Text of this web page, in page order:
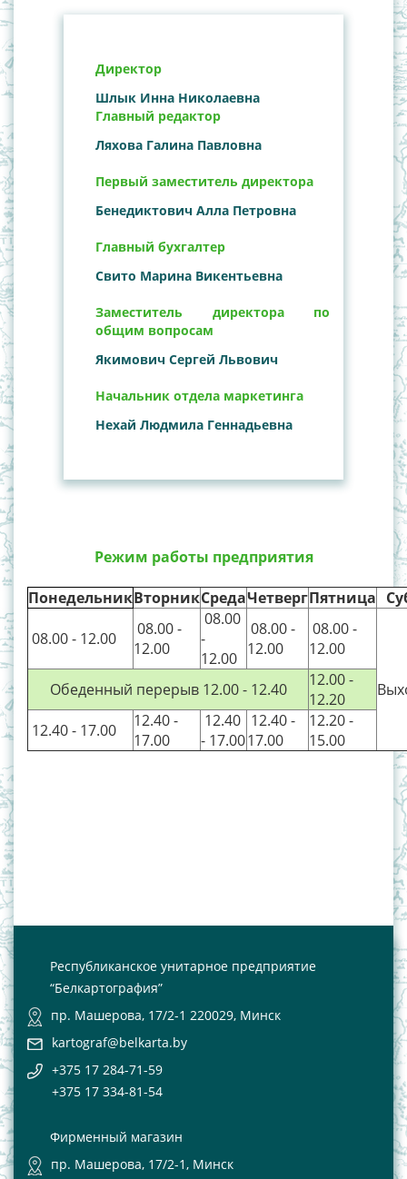
Директор
Шлык Инна Николаевна
Главный редактор
Ляхова Галина Павловна
Первый заместитель директора
Бенедиктович Алла Петровна
Главный бухгалтер
Свито Марина Викентьевна
Заместитель директора по
общим вопросам
Якимович Сергей Львович
Начальник отдела маркетинга
Нехай Людмила Геннадьевна
Режим работы предприятия
ПонедельникВторникСредаЧетвергПятница
08.00 - 12.00 08.00 -
12.00
08.00
-
12.00
08.00 -
12.00
08.00 -
12.00
Обеденный перерыв 12.00 - 12.40
12.00 -
12.20
12.40 - 17.00
12.40 -
17.00
12.40
- 17.00
12.40 -
17.00
12.20 -
15.00
Республиканское унитарное предприятие
“Белкартография”
пр. Машерова, 17/2-1 220029, Минск
kartograf@belkarta.by
+375 17 284-71-59
+375 17 334-81-54
Фирменный магазин
пр. Машерова, 17/2-1, Минск